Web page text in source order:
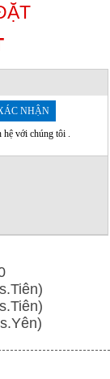
NHẬN
hệ với chúng tôi .